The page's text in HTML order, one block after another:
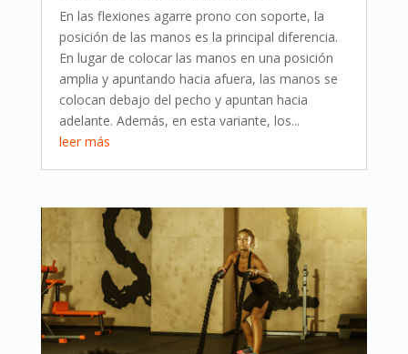
En las flexiones agarre prono con soporte, la
posición de las manos es la principal diferencia.
En lugar de colocar las manos en una posición
amplia y apuntando hacia afuera, las manos se
colocan debajo del pecho y apuntan hacia
adelante. Además, en esta variante, los...
leer más